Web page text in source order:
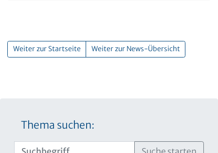
Weiter zur Startseite Weiter zur News-Übersicht
Thema suchen: